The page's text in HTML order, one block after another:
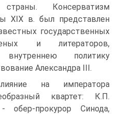
страны. Консерватизм
XIX в. был представлен
государственных
и литераторов,
внутреннею политику
Александра III.
на императора
квартет: К.П.
обер-прокурор Синода,